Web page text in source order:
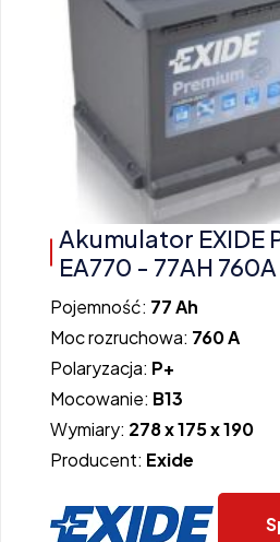
Akumulator EXIDE
EA770 - 77AH 760A
Pojemność: 77 Ah
Moc rozruchowa: 760 A
Polaryzacja: P+
Mocowanie: B13
Wymiary: 278 x 175 x 190
Producent: Exide